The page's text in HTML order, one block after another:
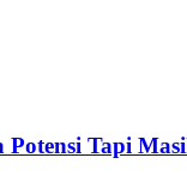
Tapi